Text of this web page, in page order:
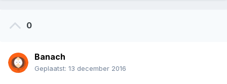
0
Banach
Geplaatst: 13 december 2016